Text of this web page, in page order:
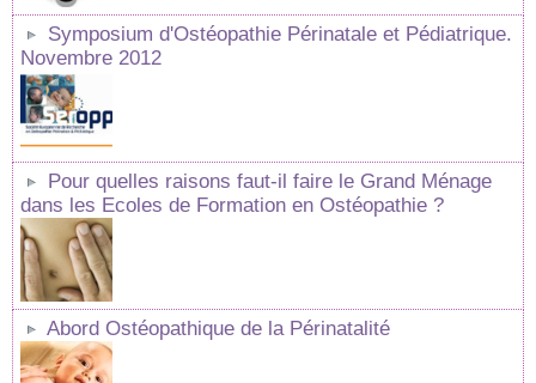
Symposium d'Ostéopathie Périnatale et Pédiatrique.
Novembre 2012
Pour quelles raisons faut-il faire le Grand Ménage
dans les Ecoles de Formation en Ostéopathie ?
Abord Ostéopathique de la Périnatalité